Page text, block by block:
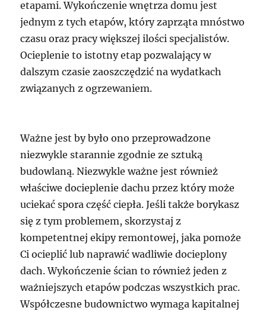
etapami. Wykończenie wnętrza domu jest
jednym z tych etapów, który zaprząta mnóstwo
czasu oraz pracy większej ilości specjalistów.
Ocieplenie to istotny etap pozwalający w
dalszym czasie zaoszczędzić na wydatkach
związanych z ogrzewaniem.
Ważne jest by było ono przeprowadzone
niezwykle starannie zgodnie ze sztuką
budowlaną. Niezwykle ważne jest również
właściwe docieplenie dachu przez który może
uciekać spora część ciepła. Jeśli także borykasz
się z tym problemem, skorzystaj z
kompetentnej ekipy remontowej, jaka pomoże
Ci ocieplić lub naprawić wadliwie docieplony
dach. Wykończenie ścian to również jeden z
ważniejszych etapów podczas wszystkich prac.
Współczesne budownictwo wymaga kapitalnej